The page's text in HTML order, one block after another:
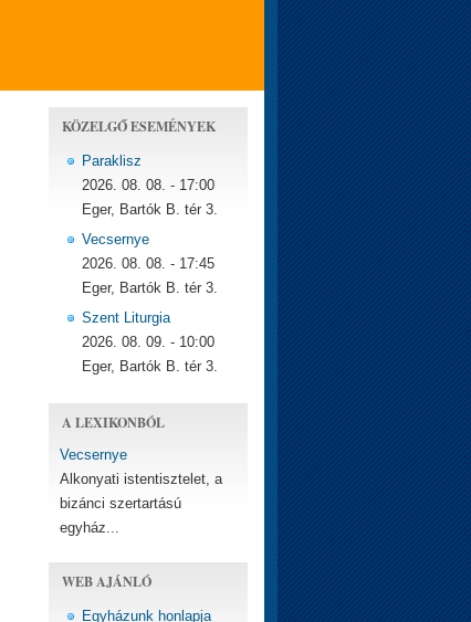
KÖZELGŐ ESEMÉNYEK
Paraklisz
2026. 08. 08. - 17:00
Eger, Bartók B. tér 3.
Vecsernye
2026. 08. 08. - 17:45
Eger, Bartók B. tér 3.
Szent Liturgia
2026. 08. 09. - 10:00
Eger, Bartók B. tér 3.
A LEXIKONBÓL
Vecsernye
Alkonyati istentisztelet, a
bizánci szertartású
egyház...
WEB AJÁNLÓ
Egyházunk honlapja